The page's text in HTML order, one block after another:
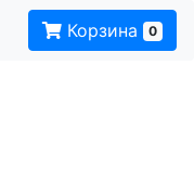
Корзина 0